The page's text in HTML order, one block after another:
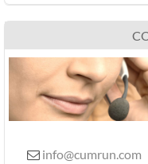
 info@cumrun.com